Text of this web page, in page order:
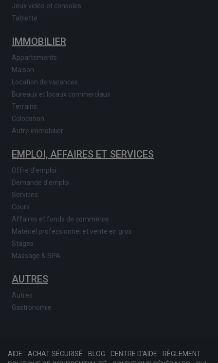
Jeux vidéo et consoles
Tablette
IMMOBILIER
Appartements
Maison
Location de vacances
Bureaux et locaux commerciaux
Terrains
Colocation
Autre immobilier
EMPLOI, AFFAIRES ET SERVICES
Offre d'emploi
Demande d'emploi
Services
Cours
Affaires et fonds de commerce
Matériel professionnel et vente en gros
Stages
Massage & SPA
AUTRES
Autres
Gastronomie
AIDE ACHAT SÉCURISÉ BLOG CENTRE D'AIDE
RÈGLEMENT